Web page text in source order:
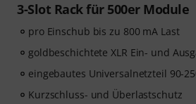
3-Slot Rack für 500er Module
pro Einschub bis zu 800 mA Last
goldbeschichtete XLR Ein- und
eingebautes Universalnetzteil 90-
Kurzschluss- und Überlastschutz